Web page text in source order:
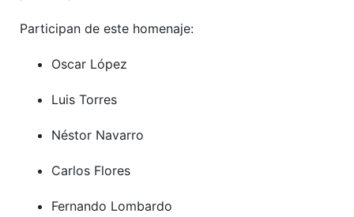
Participan de este homenaje:
Oscar López
Luis Torres
Néstor Navarro
Carlos Flores
Fernando Lombardo